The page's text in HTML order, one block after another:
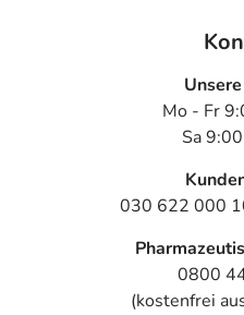
Mo - Fr
Sa
030 622 000
0800
(kostenfrei